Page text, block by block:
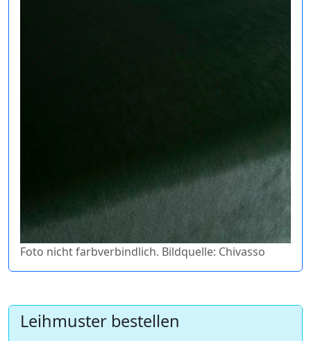
Foto nicht farbverbindlich. Bildquelle: Chivasso
Leihmuster bestellen